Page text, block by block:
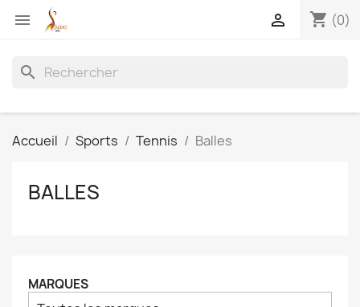
 shopping_cart (0)

search
Accueil Sports Tennis Balles
BALLES
MARQUES